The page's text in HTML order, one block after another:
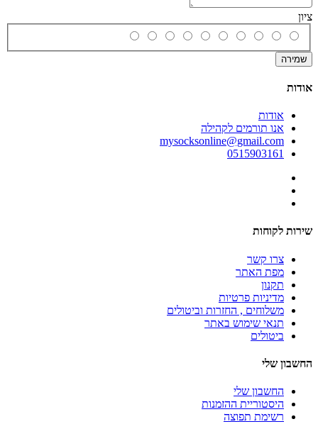
ציון
שמירה
אודות
אודות
אנו תורמים לקהילה
mysocksonline@gmail.com
0515903161
שירות לקוחות
צרו קשר
מפת האתר
תקנון
מדיניות פרטיות
משלוחים , החזרות וביטולים
תנאי שימוש באתר
ביטולים
החשבון שלי
החשבון שלי
היסטוריית ההזמנות
רשימת תפוצה